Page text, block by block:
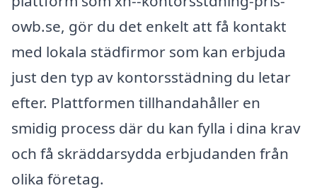
owb.se, gör du det enkelt att få kontakt
med lokala städfirmor som kan erbjuda
just den typ av kontorsstädning du letar
efter. Plattformen tillhandahåller en
smidig process där du kan fylla i dina krav
och få skräddarsydda erbjudanden från
olika företag.